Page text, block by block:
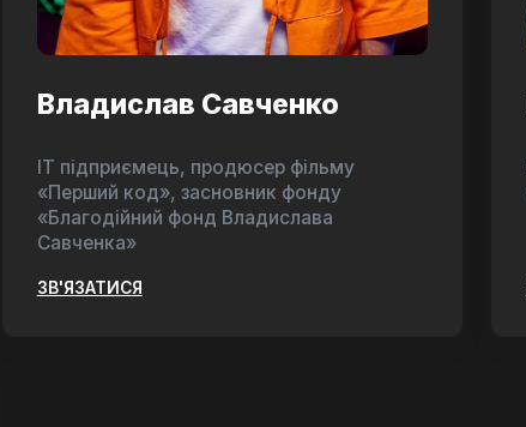
Владислав Савченко
ІТ підприємець, продюсер фільму
«Перший код», засновник фонду
«Благодійний фонд Владислава
Савченка»
ЗВ'ЯЗАТИСЯ